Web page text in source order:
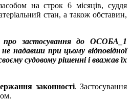
на строк 6 місяців, суддя
стан, а також обставин,
про застосування до ОСОБА_1
надавши при цьому відповідної
судовому рішенні і вважав їх
законності. Застосування